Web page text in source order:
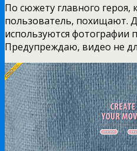
По сюжету главного героя,
пользователь, похищают.
используются фотографии
Предупреждаю, видео не